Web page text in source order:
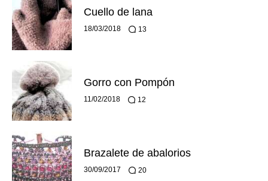
Cuello de lana
18/03/2018 13
Gorro con Pompón
11/02/2018 12
Brazalete de abalorios
30/09/2017 20